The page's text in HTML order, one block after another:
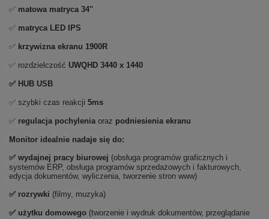
✅ matowa matryca 34''
✅ matryca LED IPS
✅ krzywizna ekranu 1900R
✅ rozdzielczość UWQHD 3440 x 1440
✅ HUB USB
✅ szybki czas reakcji 5ms
✅ regulacja pochylenia oraz podniesienia ekranu
Monitor idealnie nadaje się do:
✅ wydajnej pracy biurowej (obsługa programów graficznych i
systemów ERP, obsługa programów sprzedażowych i fakturowych,
edycja dokumentów, wyliczenia, tworzenie stron www)
✅ rozrywki (filmy, muzyka)
✅ użytku domowego (tworzenie i wydruk dokumentów, przeglądanie